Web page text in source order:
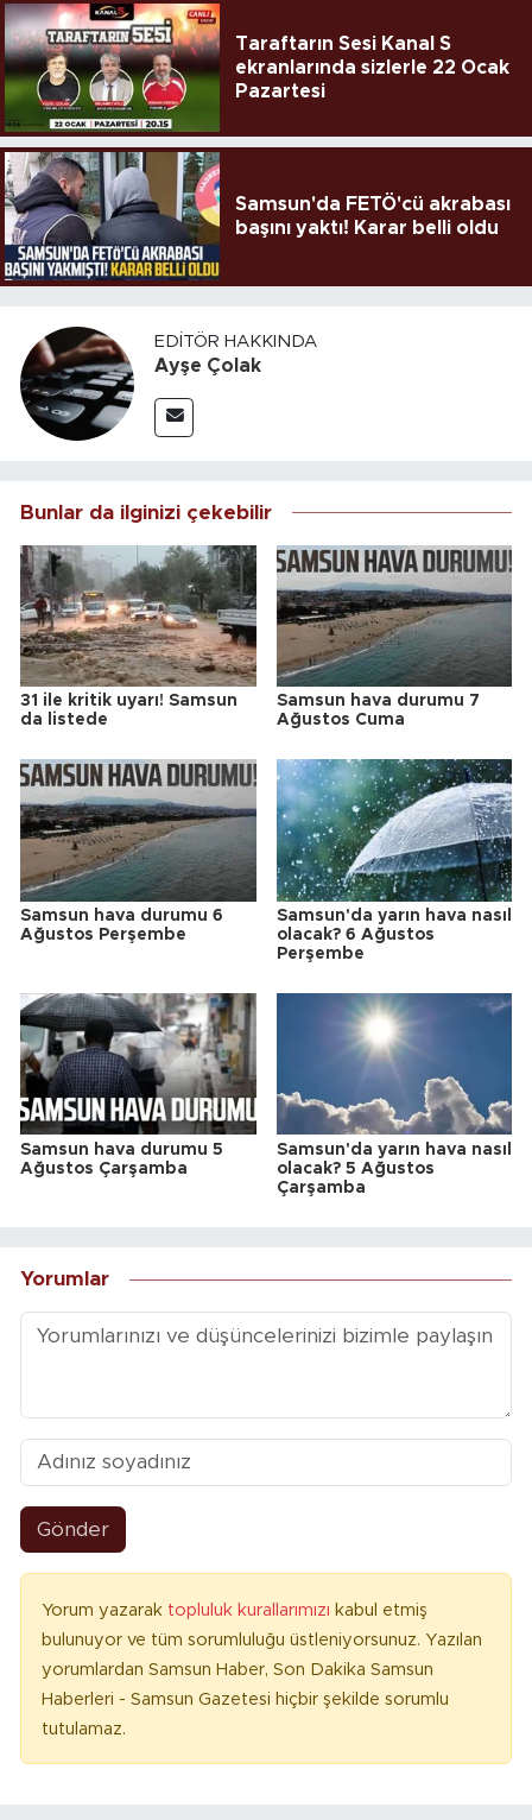
Taraftarın Sesi Kanal S
ekranlarında sizlerle 22 Ocak
Pazartesi
Samsun'da FETÖ'cü akrabası
başını yaktı! Karar belli oldu
EDITÖR HAKKINDA
Ayşe Çolak
Bunlar da ilginizi çekebilir
31 ile kritik uyarı! Samsun
da listede
Samsun hava durumu 7
Ağustos Cuma
Samsun hava durumu 6
Ağustos Perşembe
Samsun'da yarın hava nasıl
olacak? 6 Ağustos
Perşembe
Samsun hava durumu 5
Ağustos Çarşamba
Samsun'da yarın hava nasıl
olacak? 5 Ağustos
Çarşamba
Yorumlar
Gönder
Yorum yazarak topluluk kurallarımızı kabul etmiş
bulunuyor ve tüm sorumluluğu üstleniyorsunuz. Yazılan
yorumlardan Samsun Haber, Son Dakika Samsun
Haberleri - Samsun Gazetesi hiçbir şekilde sorumlu
tutulamaz.